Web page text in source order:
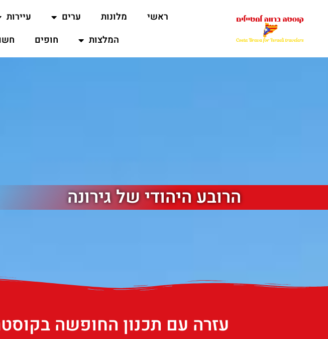
ראשי מלונות ערים עיירות
המלצות
חופים
הרובע היהודי של גירונה
עזרה עם תכנון החופשה